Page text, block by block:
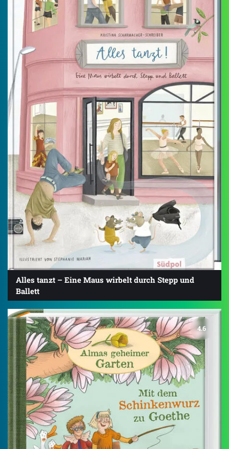
Alles tanzt – Eine Maus wirbelt durch Stepp und
Ballett
4.6